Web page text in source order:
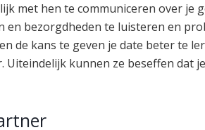
met hen te communiceren over je
en bezorgdheden te luisteren en
de kans te geven je date beter te
kunnen ze beseffen dat